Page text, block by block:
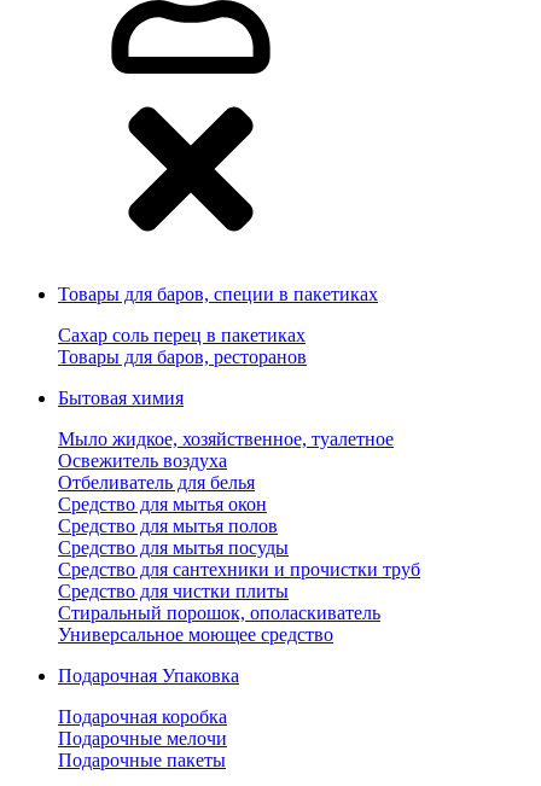
Товары для баров, специи в пакетиках
Сахар соль перец в пакетиках
Товары для баров, ресторанов
Бытовая химия
Мыло жидкое, хозяйственное, туалетное
Освежитель воздуха
Отбеливатель для белья
Средство для мытья окон
Средство для мытья полов
Средство для мытья посуды
Средство для сантехники и прочистки труб
Средство для чистки плиты
Стиральный порошок, ополаскиватель
Универсальное моющее средство
Подарочная Упаковка
Подарочная коробка
Подарочные мелочи
Подарочные пакеты